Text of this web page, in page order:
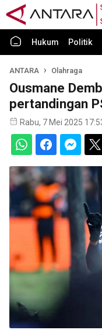
Hukum Politik
ANTARA Olahraga
Ousmane
pertandingan
Rabu, 7 Mei 2025